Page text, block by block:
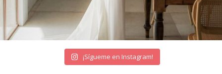
¡Sígueme en Instagram!